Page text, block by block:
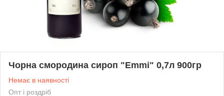
Чорна смородина сироп "Emmi" 0,7л 900гр
Немає в наявності
Опт і роздріб